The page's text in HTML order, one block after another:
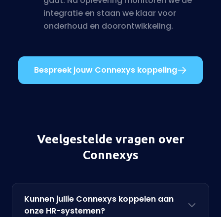
integratie en staan we klaar voor
onderhoud en doorontwikkeling.
Bespreek jouw Connexys koppeling
Veelgestelde vragen over
Connexys
Kunnen jullie Connexys koppelen aan
onze HR-systemen?